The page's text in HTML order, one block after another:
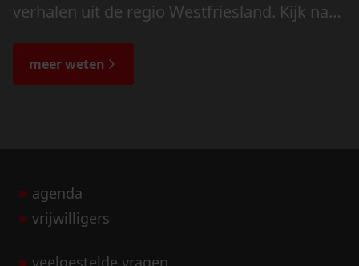
verhalen uit de regio Westfriesland. Kijk naar
de bijzondere verhalen.
meer weten
agenda
vrijwilligers